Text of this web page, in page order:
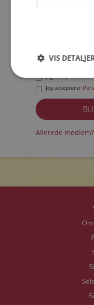
Jeg aksepterer
Jeg aksepterer
Allerede
VIS